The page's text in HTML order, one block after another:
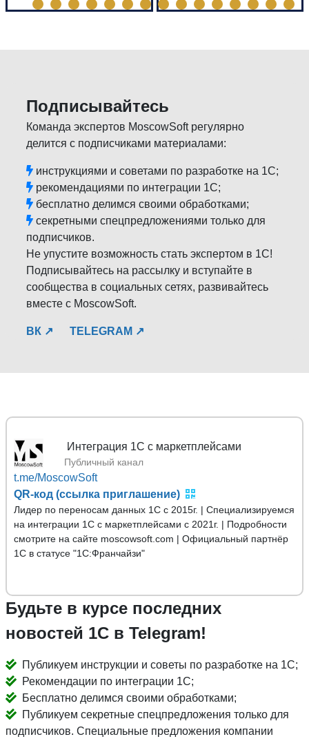
Подписывайтесь
Команда экспертов MoscowSoft регулярно
делится с подписчиками материалами:
инструкциями и советами по разработке на 1С;
рекомендациями по интеграции 1С;
бесплатно делимся своими обработками;
секретными спецпредложениями только для
подписчиков.
Не упустите возможность стать экспертом в 1С!
Подписывайтесь на рассылку и вступайте в
сообщества в социальных сетях, развивайтесь
вместе с MoscowSoft.
ВК ↗ TELEGRAM ↗
Публичный канал
t.me/MoscowSoft
QR-код (ссылка приглашение)
Лидер по переносам данных 1С с 2015г. | Специализируемся
на интеграции 1С с маркетплейсами с 2021г. | Подробности
смотрите на сайте moscowsoft.com | Официальный партнёр
1С в статусе "1С:Франчайзи"
Будьте в курсе последних
новостей 1С в Telegram!
Публикуем инструкции и советы по разработке на 1С;
Рекомендации по интеграции 1С;
Бесплатно делимся своими обработками;
Публикуем секретные спецпредложения только для
подписчиков. Специальные предложения компании